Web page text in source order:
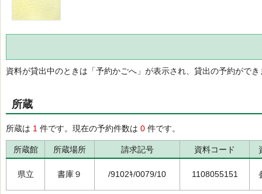
資料が貸出中のときは「予約かごへ」が表示され、貸出の予約ができ
所蔵
所蔵は 1 件です。現在の予約件数は 0 件です。
所蔵館 所蔵場所 請求記号 資料コード
県立 書庫９ /9102ｷ/0079/10 1108055151